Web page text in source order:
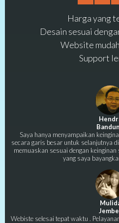
Harga yang
Desain sesuai
Website
Support
Saya hanya menyampaikan
secara garis besar untuk selanjutnya
memuaskan sesuai dengan
yang saya
Webiste selesai tepat waktu .